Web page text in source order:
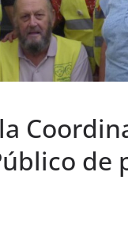
de